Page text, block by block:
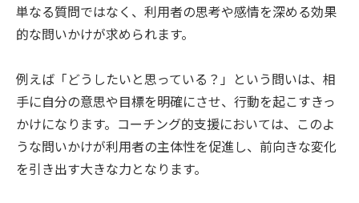
単なる質問ではなく、利用者の思考や感情を深める効果
的な問いかけが求められます。
例えば「どうしたいと思っている？」という問いは、相
手に自分の意思や目標を明確にさせ、行動を起こすきっ
かけになります。コーチング的支援においては、このよ
うな問いかけが利用者の主体性を促進し、前向きな変化
を引き出す大きな力となります。